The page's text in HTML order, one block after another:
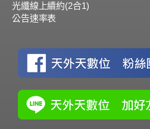
光纖線上續約(2合1)
公告速率表